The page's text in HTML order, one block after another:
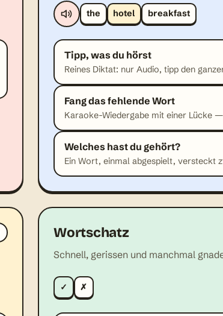
the hotel breakfast
Tipp, was du hörst
Reines Diktat: nur Audio, tipp den
Fang das fehlende Wort
Karaoke-Wiedergabe mit einer Lücke
Welches hast du gehört?
Ein Wort, einmal abgespielt, versteckt
Wortschatz
Schnell, gerissen und manchmal
✓ ✗